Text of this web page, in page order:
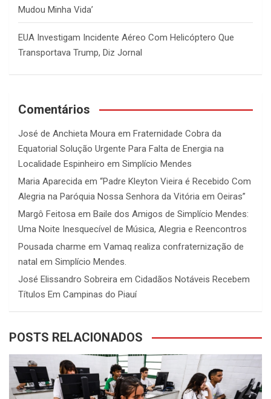
Mudou Minha Vida’
EUA Investigam Incidente Aéreo Com Helicóptero Que
Transportava Trump, Diz Jornal
Comentários
José de Anchieta Moura em Fraternidade Cobra da
Equatorial Solução Urgente Para Falta de Energia na
Localidade Espinheiro em Simplício Mendes
Maria Aparecida em “Padre Kleyton Vieira é Recebido Com
Alegria na Paróquia Nossa Senhora da Vitória em Oeiras”
Margô Feitosa em Baile dos Amigos de Simplício Mendes:
Uma Noite Inesquecível de Música, Alegria e Reencontros
Pousada charme em Vamaq realiza confraternização de
natal em Simplício Mendes.
José Elissandro Sobreira em Cidadãos Notáveis Recebem
Títulos Em Campinas do Piauí
POSTS RELACIONADOS